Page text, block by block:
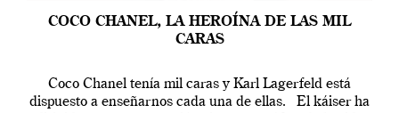
COCO CHANEL, LA HEROÍNA DE LAS MIL
CARAS
Coco Chanel tenía mil caras y Karl Lagerfeld está
dispuesto a enseñarnos cada una de ellas. El káiser ha